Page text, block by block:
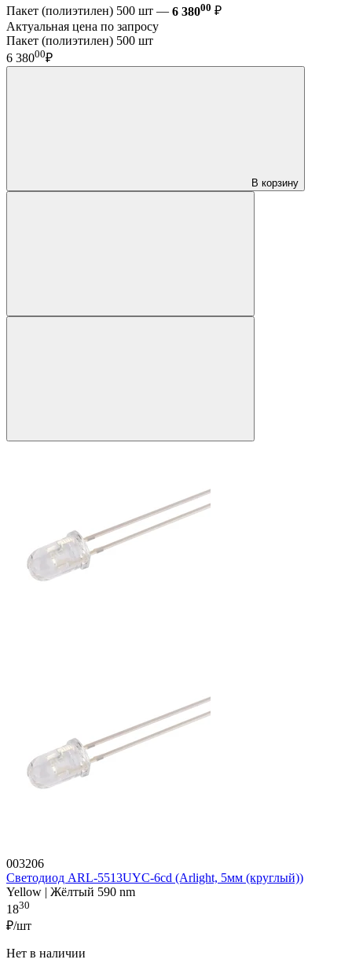
Пакет (полиэтилен) 500 шт — 6 38000 ₽
Актуальная цена по запросу
Пакет (полиэтилен) 500 шт
6 38000₽
В корзину
003206
Светодиод ARL-5513UYC-6cd (Arlight, 5мм (круглый))
Yellow | Жёлтый 590 nm
1830
₽/шт
Нет в наличии